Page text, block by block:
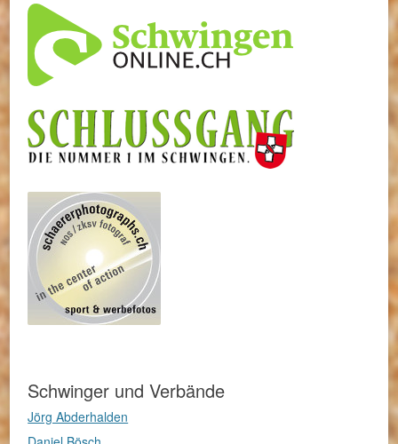
Schwinger und Verbände
Jörg Abderhalden